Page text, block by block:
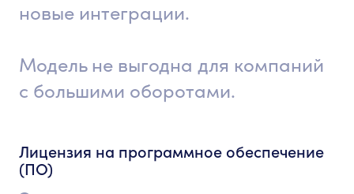
новые интеграции.
Модель не выгодна для компаний
с большими оборотами.
Лицензия на программное обеспечение
(ПО)